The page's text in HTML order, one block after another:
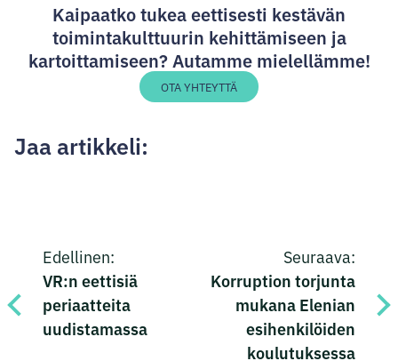
Kaipaatko tukea eettisesti kestävän
toimintakulttuurin kehittämiseen ja
kartoittamiseen? Autamme mielellämme!
OTA YHTEYTTÄ
Jaa artikkeli:
selaus
Edellinen:
VR:n eettisiä
periaatteita
uudistamassa
Seuraava:
Korruption torjunta
mukana Elenian
esihenkilöiden
koulutuksessa